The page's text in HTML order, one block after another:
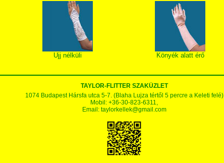
Ujj nélküli Könyék alatt érő
TAYLOR-FLITTER SZAKÜZLET
1074 Budapest Hársfa utca 5-7. (Blaha Lujza tértől 5 percre a Keleti felé)
Mobil: +36-30-823-6311,
Email: taylorkellek@gmail.com